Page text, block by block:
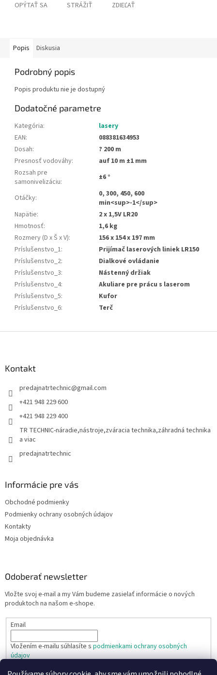
OPÝTAŤ SA STRÁŽIŤ ZDIEĽAŤ
Popis Diskusia
Podrobný popis
Popis produktu nie je dostupný
Dodatočné parametre
Kategória:
lasery
EAN:
088381634953
Dosah:
? 200 m
Presnosť vodováhy:
auf 10 m ±1 mm
Rozsah pre
samonivelizáciu: ±6 °
Otáčky:
0, 300, 450, 600
min<sup>-1</sup>
Napätie:
2 x 1,5V LR20
Hmotnosť:
1,6 kg
Rozmery (D x Š x V):
156 x 154 x 197 mm
Príslušenstvo_1:
Prijímač laserových liniek LR150
Príslušenstvo_2:
Dialkové ovládanie
Príslušenstvo_3:
Nástenný držiak
Príslušenstvo_4:
Akuliare pre prácu s laserom
Príslušenstvo_5:
Kufor
Príslušenstvo_6: Terč
Kontakt
predajnatrtechnic@gmail.com
+421 948 229 600
+421 948 229 400
TR TECHNIC-náradie,nástroje,zváracia technika,záhradná technika
a viac
predajnatrtechnic
Informácie pre vás
Obchodné podmienky
Podmienky ochrany osobných údajov
Kontakty
Moja objednávka
Odoberať newsletter
Vložte svoj e-mail a my Vám budeme zasielať informácie o nových
produktoch na našom e-shope.
Email
Vložením e-mailu súhlasíte s podmienkami ochrany osobných
údajov